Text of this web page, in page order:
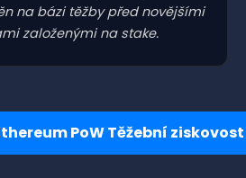
na bázi těžby před novějšími
založenými na stake.
PoW Těžební ziskovost